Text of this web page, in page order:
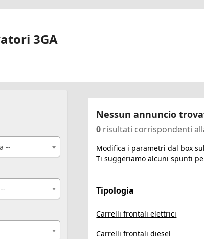
3GA
Nessun annuncio
0 risultati corrispondenti
Modifica i parametri dal box
Ti suggeriamo alcuni spunti
Tipologia
Carrelli frontali elettrici
Carrelli frontali diesel
--